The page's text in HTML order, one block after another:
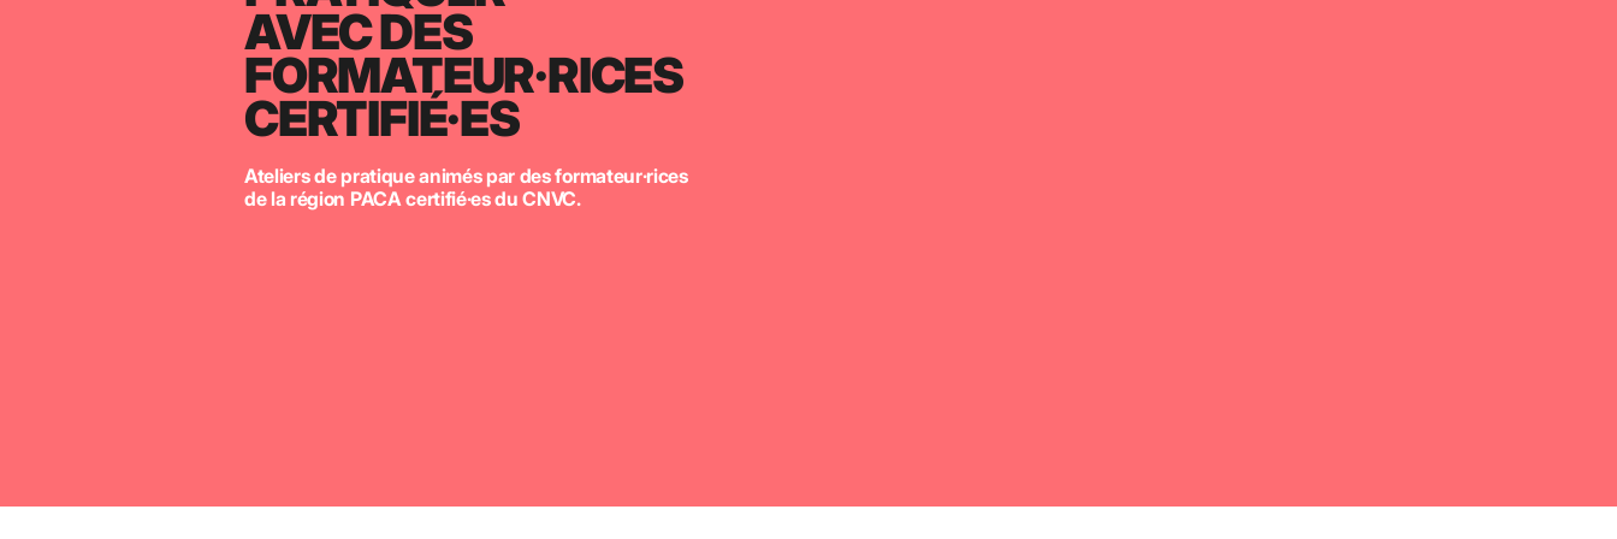
AVEC DES
FORMATEUR·RICES
CERTIFIÉ·ES
Ateliers de pratique animés par des formateur·rices
de la région PACA certifié·es du CNVC.